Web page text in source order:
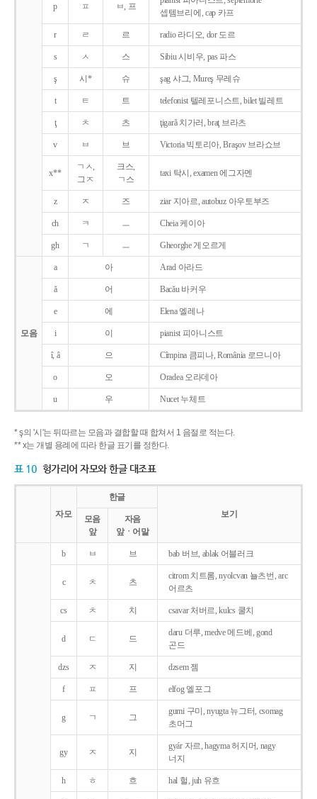
p ㅍ ㅂ, 프
셉템브리에, cap 카프
r ㄹ 르 radio 라디오, dor 도르
s ㅅ 스 Sibiu 시비우, pas 파스
ş 시* 슈 şag 샤그, Mureş 무레슈
t ㅌ 트 telefonist 텔레포니스트, bilet 빌레트
ţ ㅊ 츠 ţigarǎ 치가러, braţ 브라츠
v ㅂ 브 Victoria 빅토리아, Braşov 브라쇼브
x**
ㄱㅅ,
그ㅈ
크스,
ㄱ스
taxi 탁시, examen 에그자멘
z ㅈ 즈 ziar 지아르, autobuz 아우토부즈
ch ㅋ ㅡ Cheia 케이아
gh ㄱ ㅡ Gheorghe 게오르게
모음
a 아 Arad 아라드
ǎ 어 Bacǎu 바커우
e 에 Elena 엘레나
i 이 pianist 피아니스트
î, â 으 Cîmpina 큼피나, România 로므니아
o 오 Oradea 오라데아
u 우 Nucet 누체트
* ş의 '시'는 뒤따르는 모음과 결합할 때 합쳐서 1 음절로 적는다.
** x는 개별 용례에 따라 한글 표기를 정한다.
표 10 헝가리어 자모와 한글 대조표
자모
한글
보기
모음
앞
자음
앞ㆍ어말
b ㅂ 브 bab 버브, ablak 어블러크
c ㅊ 츠
citrom 치트롬, nyolcvan 뇰츠번, arc
어르츠
cs ㅊ 치 csavar 처버르, kulcs 쿨치
d ㄷ 드
daru 더루, medve 메드베, gond
곤드
dzs ㅈ 지 dzsem 젬
f ㅍ 프 elfog 엘포그
g ㄱ 그
gumi 구미, nyugta 뉴그터, csomag
초머그
gy ㅈ 지
gyár 자르, hagyma 허지머, nagy
너지
h ㅎ 흐 hal 헐, juh 유흐